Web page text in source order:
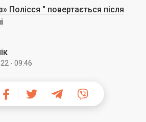
Полісся " повертається після
- 09:46